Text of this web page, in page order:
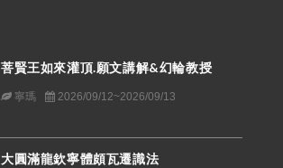
菩賢王如來灌頂.願文講解&幻輪教授
寧瑪 2026/09/12~2026/09/13
大圓滿龍欽寧體頗瓦遷識法